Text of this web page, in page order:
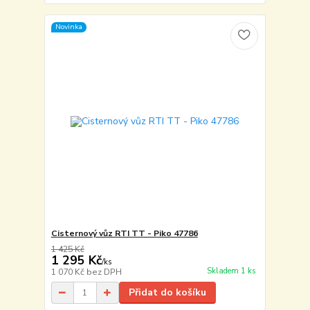
Novinka
Cisternový vůz RTI TT - Piko 47786
1 425 Kč
1 295 Kč/ks
1 070 Kč bez DPH Skladem 1 ks
Přidat do košíku